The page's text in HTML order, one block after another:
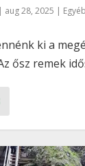
| aug 28, 2025 | Egyéb
ki a
ősz remek